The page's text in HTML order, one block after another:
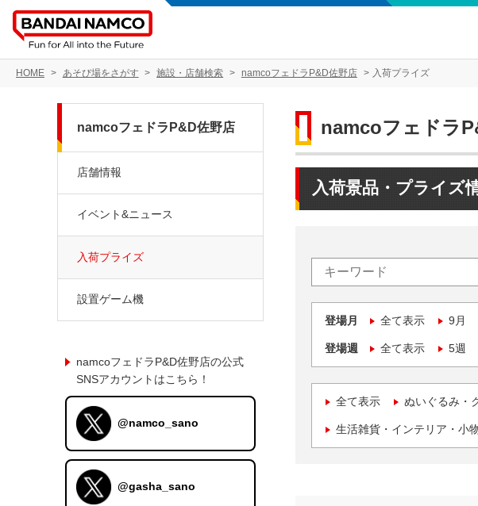
HOME あそび場をさがす 施設・店舗検索 namcoフェドラP&D佐野店 入荷プライズ
namcoフェドラ
入荷景品・プライズ
登場月 全て表示 9月
登場週 全て表示 5週
全て表示 ぬいぐるみ・
生活雑貨・インテリア・小
namcoフェドラP&D佐野店
店舗情報
イベント&ニュース
入荷プライズ
設置ゲーム機
namcoフェドラP&D佐野店の公式
SNSアカウントはこちら！
@namco_sano
@gasha_sano